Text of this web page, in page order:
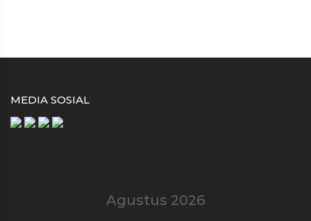
MEDIA SOSIAL
Agustus 2026